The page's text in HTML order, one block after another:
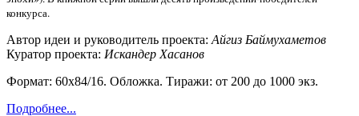
конкурса.
Автор идеи и руководитель проекта: Айгиз Баймухаметов
Куратор проекта: Искандер Хасанов
Формат: 60х84/16. Обложка. Тиражи: от 200 до 1000 экз.
Подробнее...